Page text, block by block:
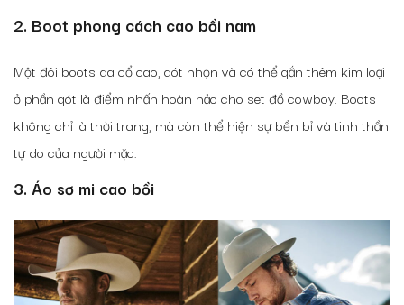
2. Boot phong cách cao bồi nam
Một đôi boots da cổ cao, gót nhọn và có thể gắn thêm kim loại
ở phần gót là điểm nhấn hoàn hảo cho set đồ cowboy. Boots
không chỉ là thời trang, mà còn thể hiện sự bền bỉ và tinh thần
tự do của người mặc.
3. Áo sơ mi cao bồi